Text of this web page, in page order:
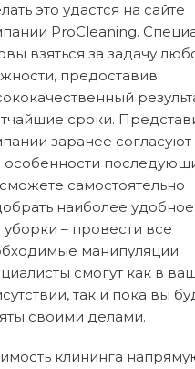
это удастся на сайте
ProCleaning.
взяться за задачу
предоставив
сроки.
заранее
особенности
самостоятельно
наиболее
уборки – провести все
манипуляции
смогут как в
так и пока вы
своими делами.
клининга